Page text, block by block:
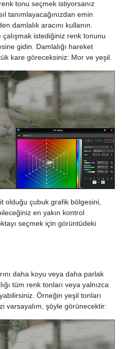
tonu seçmek istiyorsanız
tanımlayacağınızdan emin
damlalık aracını kullanın.
çalışmak istediğiniz renk tonunu
gidin. Damlalığı hareket
kare göreceksiniz: Mor ve yeşil.
olduğu çubuk grafik bölgesini,
en yakın kontrol
seçmek için görüntüdeki
daha koyu veya daha parlak
tüm renk tonları veya yalnızca
Örneğin yeşil tonları
varsayalım, şöyle görünecektir: